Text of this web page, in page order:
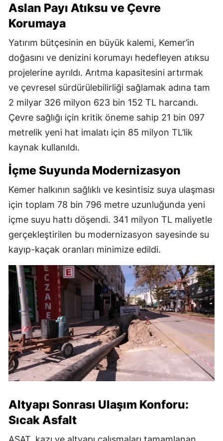
Aslan Payı Atıksu ve Çevre
Korumaya
Yatırım bütçesinin en büyük kalemi, Kemer’in
doğasını ve denizini korumayı hedefleyen atıksu
projelerine ayrıldı. Arıtma kapasitesini artırmak
ve çevresel sürdürülebilirliği sağlamak adına tam
2 milyar 326 milyon 623 bin 152 TL harcandı.
Çevre sağlığı için kritik öneme sahip 21 bin 097
metrelik yeni hat imalatı için 85 milyon TL’lik
kaynak kullanıldı.
İçme Suyunda Modernizasyon
Kemer halkının sağlıklı ve kesintisiz suya ulaşması
için toplam 78 bin 796 metre uzunluğunda yeni
içme suyu hattı döşendi. 341 milyon TL maliyetle
gerçekleştirilen bu modernizasyon sayesinde su
kayıp-kaçak oranları minimize edildi.
Altyapı Sonrası Ulaşım Konforu:
Sıcak Asfalt